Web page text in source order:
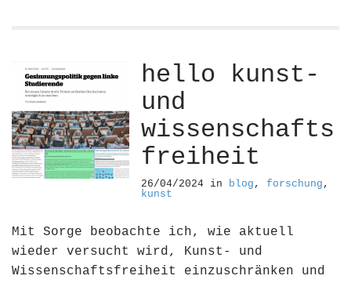
hello kunst-
und
wissenschafts
freiheit
26/04/2024 in blog , forschung ,
kunst
Mit Sorge beobachte ich, wie aktuell
wieder versucht wird, Kunst- und
Wissenschaftsfreiheit einzuschränken und